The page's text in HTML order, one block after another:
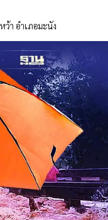
ว้า อำเภอมะนัง